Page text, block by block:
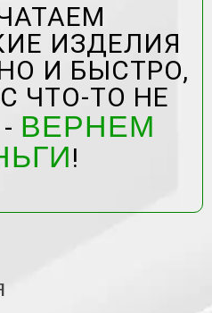
ИЗДЕЛИЯ
И БЫСТРО,
ЧТО-ТО НЕ
ВЕРНЕМ
!